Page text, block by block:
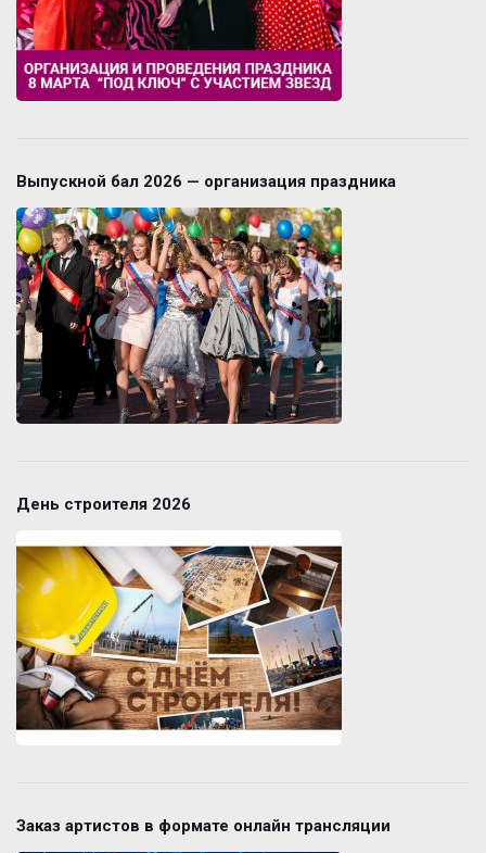
Выпускной бал 2026 — организация праздника
День строителя 2026
Заказ артистов в формате онлайн трансляции